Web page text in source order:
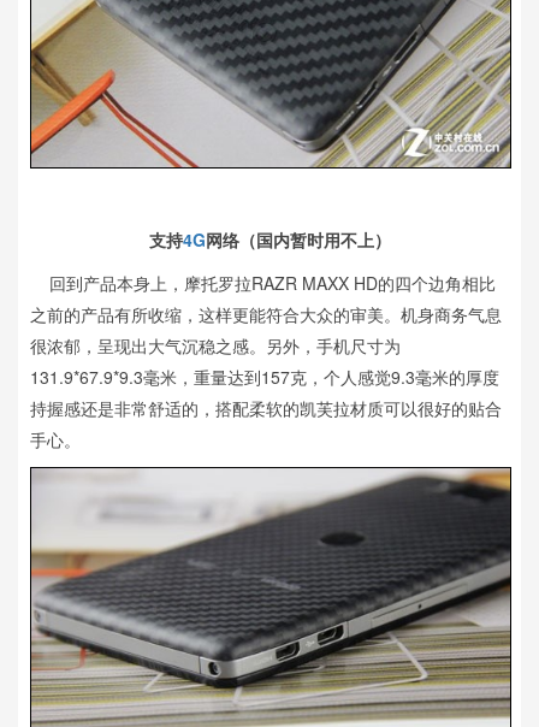
支持4G网络（国内暂时用不上）
回到产品本身上，摩托罗拉RAZR MAXX HD的四个边角相比
之前的产品有所收缩，这样更能符合大众的审美。机身商务气息
很浓郁，呈现出大气沉稳之感。另外，手机尺寸为
131.9*67.9*9.3毫米，重量达到157克，个人感觉9.3毫米的厚度
持握感还是非常舒适的，搭配柔软的凯芙拉材质可以很好的贴合
手心。